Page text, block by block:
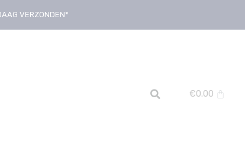
VERZONDEN*
€0.00